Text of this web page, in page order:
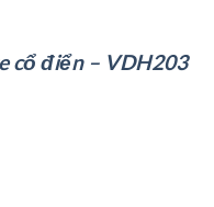
cổ điển – VDH203